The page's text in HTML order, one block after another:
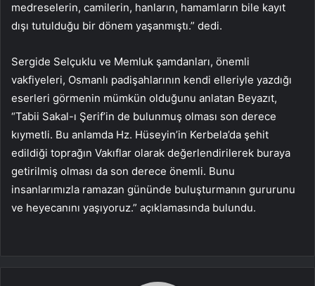
medreselerin, camilerin, hanların, hamamların bile kayıt
dışı tutulduğu bir dönem yaşanmıştı.” dedi.
Sergide Selçuklu ve Memluk şamdanları, önemli
vakfiyeleri, Osmanlı padişahlarının kendi elleriyle yazdığı
eserleri görmenin mümkün olduğunu anlatan Beyazıt,
“Tabii Sakal-ı Şerif’in de bulunmuş olması son derece
kıymetli. Bu anlamda Hz. Hüseyin’in Kerbela’da şehit
edildiği toprağın Vakıflar olarak değerlendirilerek buraya
getirilmiş olması da son derece önemli. Bunu
insanlarımızla ramazan gününde buluşturmanın gururunu
ve heyecanını yaşıyoruz.” açıklamasında bulundu.